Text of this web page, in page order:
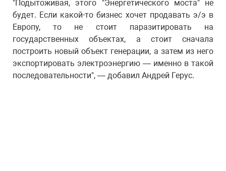
"Подытоживая, этого "Энергетического моста" не
будет. Если какой-то бизнес хочет продавать э/э в
Европу, то не стоит паразитировать на
государственных объектах, а стоит сначала
построить новый объект генерации, а затем из него
экспортировать электроэнергию — именно в такой
последовательности", — добавил Андрей Герус.